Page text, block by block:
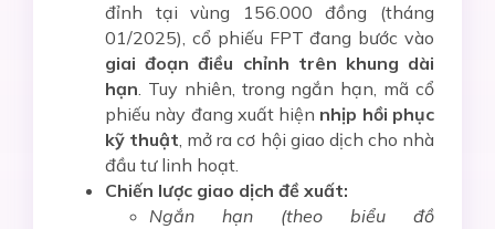
đỉnh tại vùng 156.000 đồng (tháng
01/2025), cổ phiếu FPT đang bước vào
giai đoạn điều chỉnh trên khung dài
hạn. Tuy nhiên, trong ngắn hạn, mã cổ
phiếu này đang xuất hiện nhịp hồi phục
kỹ thuật, mở ra cơ hội giao dịch cho nhà
đầu tư linh hoạt.
Chiến lược giao dịch đề xuất:
Ngắn hạn (theo biểu đồ